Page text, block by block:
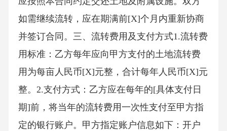
如需继续流转，应在期满前[X]个月内重新协商
并签订合同。三、流转费用及支付方式1.流转费
用标准：乙方每年应向甲方支付的土地流转费
用为每亩人民币[X]元整，合计每年人民币[X]元
整。2.支付方式：乙方应在每年的[具体支付日
期]前，将当年的流转费用一次性支付至甲方指
定的银行账户。甲方指定账户信息如下：开户